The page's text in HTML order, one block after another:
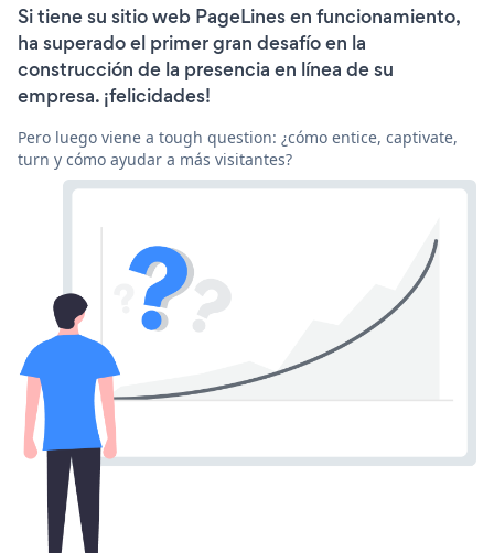
Si tiene su sitio web PageLines en funcionamiento,
ha superado el primer gran desafío en la
construcción de la presencia en línea de su
empresa. ¡felicidades!
Pero luego viene a tough question: ¿cómo entice, captivate,
turn y cómo ayudar a más visitantes?